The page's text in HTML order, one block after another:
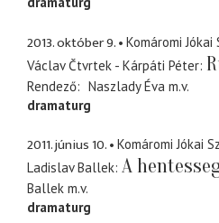
2013. október 9.
Komáromi Jókai
Václav Čtvrtek - Kárpáti Péter
Rendező Naszlady Éva m.v.
dramaturg
2011. június 10.
Komáromi Jókai
Ladislav Ballek A
Ballek m.v.
dramaturg